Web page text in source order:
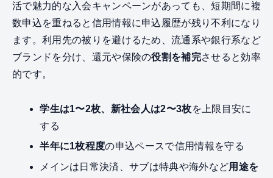
活で魅力的な入会キャンペーンがあっても、短期間に複
数申込を重ねると信用情報に申込履歴が残り不利になり
ます。利用先の被りを避けるため、流通系や銀行系など
ブランドを分け、還元や保険の役割を補完させると効率
的です。
学生は1〜2枚、新社会人は2〜3枚を上限目安に
する
半年に1枚程度の申込ペースで信用情報を守る
メインは日常決済、サブは特典や海外など用途を